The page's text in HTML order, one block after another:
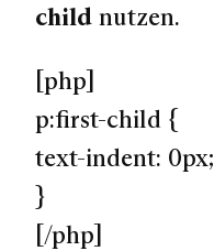
child nutzen.
[php]
p:first-child {
text-indent: 0px;
}
[/php]